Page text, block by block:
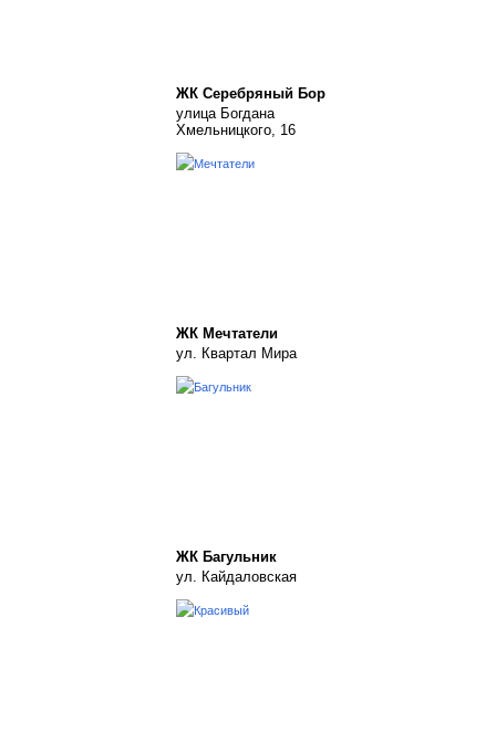
ЖК Серебряный Бор
улица Богдана
Хмельницкого, 16
ЖК Мечтатели
ул. Квартал Мира
ЖК Багульник
ул. Кайдаловская